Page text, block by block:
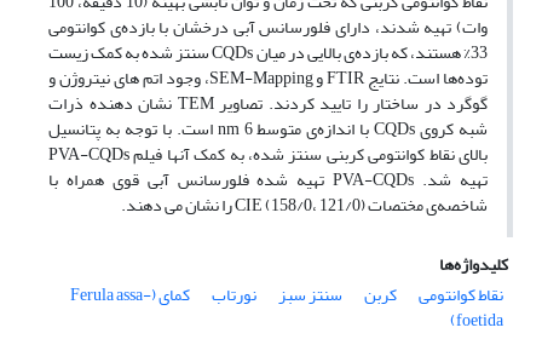
وات) تهیه شدند، دارای فلورسانس آبی درخشان با بازده‌ی کوانتومی
33% هستند، که بازده‌ی بالایی در میان CQDs سنتز شده به کمک زیست
توده‌ها است. نتایج FTIR و SEM-Mapping، وجود اتم­ های نیتروژن و
گوگرد در ساختار را تایید کردند. تصاویر TEM نشان دهنده ذرات
شبه کروی CQDs با اندازه‌ی متوسط nm 6 است. با توجه به پتانسیل
بالای نقاط کوانتومی کربنی سنتز شده، به کمک آن­ها فیلم PVA-CQDs
تهیه شد. PVA-CQDs تهیه شده فلورسانس آبی قوی همراه با
شاخصه‌ی مختصات (121/0 ،158/0) CIE را نشان می­ دهند.
کلیدواژه‌ها
نقاط کوانتومی
کربن سنتز سبز نورتاب کمای (Ferula assa-
foetida)